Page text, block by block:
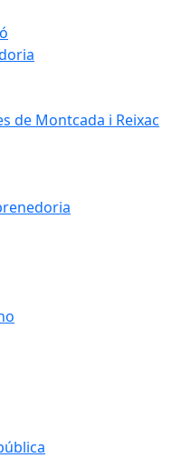
de Montcada i Reixac